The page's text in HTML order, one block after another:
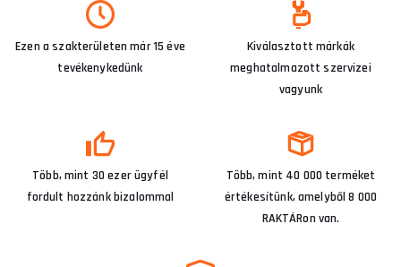
Ezen a szakterületen már 15 éve
tevékenykedünk
Kiválasztott márkák
meghatalmazott szervizei
vagyunk
Több, mint 30 ezer ügyfél
fordult hozzánk bizalommal
Több, mint 40 000 terméket
értékesítünk, amelyből 8 000
RAKTÁRon van.